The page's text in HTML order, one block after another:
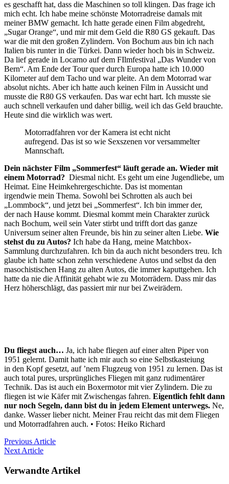
es geschafft hat, dass die Maschinen so toll klingen. Das frage ich
mich echt. Ich habe meine schönste Motorradreise damals mit
meiner BMW gemacht. Ich hatte gerade einen Film abgedreht,
„Sugar Orange“, und mir mit dem Geld die R80 GS gekauft. Das
war die mit den großen Zylindern. Von Bochum aus bin ich nach
Italien bis runter in die Türkei. Dann wieder hoch bis in Schweiz.
Da lief gerade in Locarno auf dem FIlmfestival „Das Wunder von
Bern“. Am Ende der Tour quer durch Europa hatte ich 10.000
Kilometer auf dem Tacho und war pleite. An dem Motorrad war
absolut nichts. Aber ich hatte auch keinen Film in Aussicht und
musste die R80 GS verkaufen. Das war echt hart. Ich musste sie
auch schnell verkaufen und daher billig, weil ich das Geld brauchte.
Heute sind die wirklich was wert.
Motorradfahren vor der Kamera ist echt nicht
aufregend. Das ist so wie Sexszenen vor versammelter
Mannschaft.
Dein nächster Film „Sommerfest“ läuft gerade an. Wieder mit
einem Motorrad? Diesmal nicht. Es geht um eine Jugendliebe, um
Heimat. Eine Heimkehrergeschichte. Das ist momentan
irgendwie mein Thema. Sowohl bei Schrotten als auch bei
„Lommbock“, und jetzt bei „Sommerfest“. Ich bin immer der,
der nach Hause kommt. Diesmal kommt mein Charakter zurück
nach Bochum, weil sein Vater stirbt und trifft dort das ganze
Universum seiner alten Freunde, bis hin zu seiner alten Liebe. Wie
stehst du zu Autos? Ich habe da Hang, meine Matchbox-
Sammlung durchzufahren. Ich bin da auch nicht besonders treu. Ich
glaube ich hatte schon zehn verschiedene Autos und selbst da den
masochistischen Hang zu alten Autos, die immer kaputtgehen. Ich
hatte da nie die Affinität gehabt wie zu Motorrädern. Dass mir das
Herz höherschlägt, das passiert mir nur bei Zweirädern.
Du fliegst auch… Ja, ich habe fliegen auf einer alten Piper von
1951 gelernt. Damit hatte ich mir auch so eine Selbstkasteiung
in den Kopf gesetzt, auf ’nem Flugzeug von 1951 zu lernen. Das ist
auch total pures, ursprüngliches Fliegen mit ganz rudimentärer
Technik. Das ist auch ein Boxermotor mit vier Zylindern. Die zu
fliegen ist wie Käfer mit Zwischengas fahren. Eigentlich fehlt dann
nur noch Segeln, dann bist du in jedem Element unterwegs. Ne,
danke. Wasser lieber nicht. Meiner Frau reicht das mit dem Fliegen
und Motorradfahren auch. • Fotos: Heiko Richard
Previous Article
Next Article
Verwandte Artikel